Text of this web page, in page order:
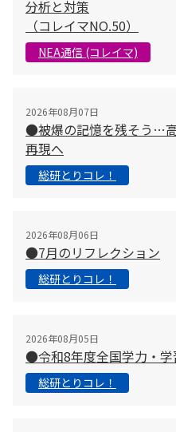
分析と対策
（コレイマNO.50）
NEA通信 (コレイマ)
2026年08月07日
●被爆の記憶を残そう…高
再現へ
総研とりコレ！
2026年08月06日
●7月のリフレクション
総研とりコレ！
2026年08月05日
●令和8年度全国学力・
総研とりコレ！